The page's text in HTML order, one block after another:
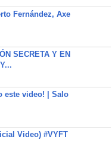
Fernández, Axe
SECRETA Y EN
este video! | Salo
Video) #VYFT